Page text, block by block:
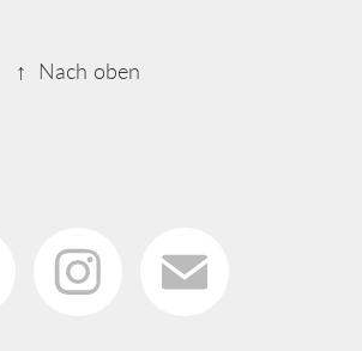
↑ Nach oben